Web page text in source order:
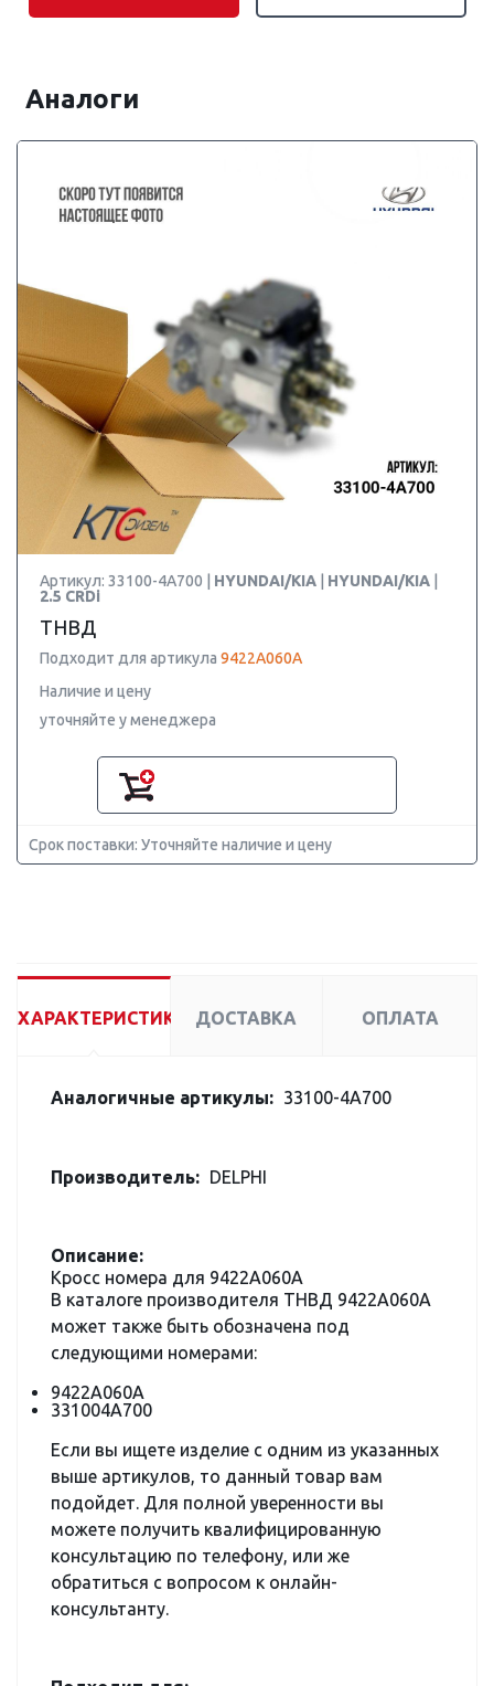
Аналоги
Артикул: 33100-4A700 | HYUNDAI/KIA HYUNDAI/KIA
2.5 CRDi
ТНВД
Подходит для артикула 9422A060A
Наличие и цену
уточняйте у менеджера
Срок поставки: Уточняйте наличие и цену
ХАРАКТЕРИСТИКИ ДОСТАВКА ОПЛАТА
Аналогичные артикулы: 33100-4A700
Производитель: DELPHI
Описание:
Кросс номера для 9422A060A
В каталоге производителя ТНВД 9422A060A
может также быть обозначена под
следующими номерами:
9422A060A
331004A700
Если вы ищете изделие с одним из указанных
выше артикулов, то данный товар вам
подойдет. Для полной уверенности вы
можете получить квалифицированную
консультацию по телефону, или же
обратиться с вопросом к онлайн-
консультанту.